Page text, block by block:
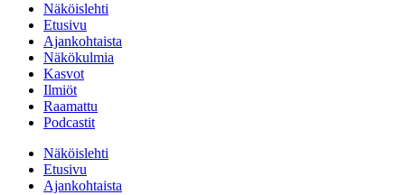
Näköislehti
Etusivu
Ajankohtaista
Näkökulmia
Kasvot
Ilmiöt
Raamattu
Podcastit
Näköislehti
Etusivu
Ajankohtaista